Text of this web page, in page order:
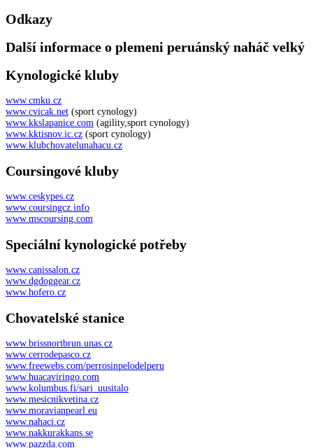
Odkazy
Další informace o plemeni peruánský naháč velký
Kynologické kluby
www.cmku.cz
www.cvicak.net (sport cynology)
www.kkslapanice.com (agility,sport cynology)
www.kktisnov.ic.cz (sport cynology)
www.klubchovatelunahacu.cz
Coursingové kluby
www.ceskypes.cz
www.coursingcz.info
www.mscoursing.com
Speciální kynologické potřeby
www.canissalon.cz
www.dgdoggear.cz
www.hofero.cz
Chovatelské stanice
www.brissnortbrun.unas.cz
www.cerrodepasco.cz
www.freewebs.com/perrosinpelodelperu
www.huacaviringo.com
www.kolumbus.fi/sari_uusitalo
www.mesicnikvetina.cz
www.moravianpearl.eu
www.nahaci.cz
www.nakkurakkans.se
www.pazzda.com